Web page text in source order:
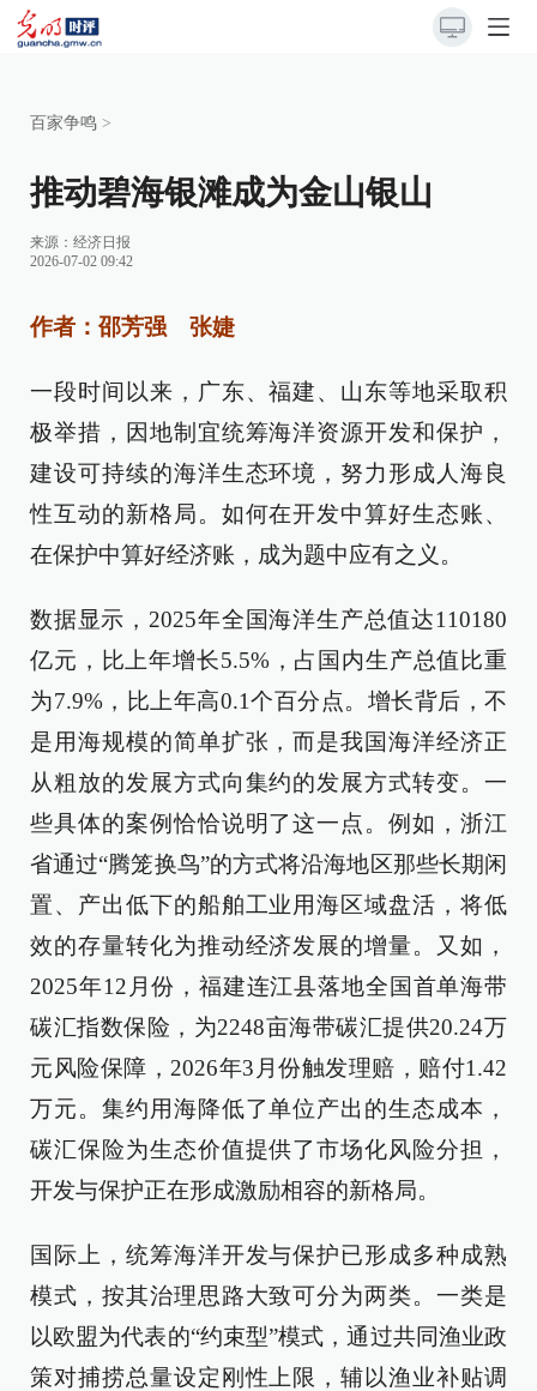
百家争鸣 >
推动碧海银滩成为金山银山
来源： 经济日报
2026-07-02 09:42
作者：邵芳强 张婕
一段时间以来，广东、福建、山东等地采取积
极举措，因地制宜统筹海洋资源开发和保护，
建设可持续的海洋生态环境，努力形成人海良
性互动的新格局。如何在开发中算好生态账、
在保护中算好经济账，成为题中应有之义。
数据显示，2025年全国海洋生产总值达110180
亿元，比上年增长5.5%，占国内生产总值比重
为7.9%，比上年高0.1个百分点。增长背后，不
是用海规模的简单扩张，而是我国海洋经济正
从粗放的发展方式向集约的发展方式转变。一
些具体的案例恰恰说明了这一点。例如，浙江
省通过“腾笼换鸟”的方式将沿海地区那些长期闲
置、产出低下的船舶工业用海区域盘活，将低
效的存量转化为推动经济发展的增量。又如，
2025年12月份，福建连江县落地全国首单海带
碳汇指数保险，为2248亩海带碳汇提供20.24万
元风险保障，2026年3月份触发理赔，赔付1.42
万元。集约用海降低了单位产出的生态成本，
碳汇保险为生态价值提供了市场化风险分担，
开发与保护正在形成激励相容的新格局。
国际上，统筹海洋开发与保护已形成多种成熟
模式，按其治理思路大致可分为两类。一类是
以欧盟为代表的“约束型”模式，通过共同渔业政
策对捕捞总量设定刚性上限，辅以渔业补贴调